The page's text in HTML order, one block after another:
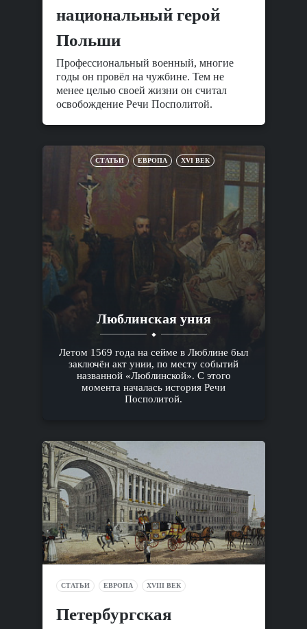
национальный герой
Польши
Профессиональный военный, многие
годы он провёл на чужбине. Тем не
менее целью своей жизни он считал
освобождение Речи Посполитой.
СТАТЬИ ЕВРОПА XVI ВЕК
Люблинская уния
Летом 1569 года на сейме в Люблине был
заключён акт унии, по месту событий
названной «Люблинской». С этого
момента началась история Речи
Посполитой.
СТАТЬИ ЕВРОПА XVIII ВЕК
Петербургская